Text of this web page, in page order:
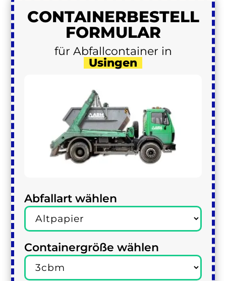
CONTAINERBESTELL
FORMULAR
für Abfallcontainer in
Usingen
Abfallart wählen
Containergröße wählen